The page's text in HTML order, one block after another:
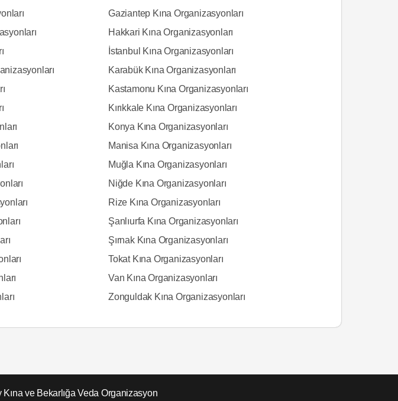
Gaziantep Kına Organizasyonları
Hakkari Kına Organizasyonları
İstanbul Kına Organizasyonları
Karabük Kına Organizasyonları
Kastamonu Kına Organizasyonları
Kırıkkale Kına Organizasyonları
Konya Kına Organizasyonları
Manisa Kına Organizasyonları
Muğla Kına Organizasyonları
Niğde Kına Organizasyonları
Rize Kına Organizasyonları
Şanlıurfa Kına Organizasyonları
Şırnak Kına Organizasyonları
Tokat Kına Organizasyonları
Van Kına Organizasyonları
Zonguldak Kına Organizasyonları
Kına ve Bekarlığa Veda Organizasyon